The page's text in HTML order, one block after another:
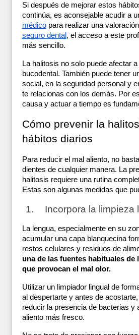
Si después de mejorar estos
continúa, es aconsejable acudir a
médico para realizar una
seguro dental , el acceso a este
más sencillo.
La halitosis no solo puede afectar a
bucodental. También puede tener
social, en la seguridad personal y
te relacionas con los demás. Por
causa y actuar a tiempo es
Cómo prevenir la
hábitos diarios
Para reducir el mal aliento, no
dientes de cualquier manera. La
halitosis requiere una rutina
Estas son algunas medidas que
Incorpora la limpieza
La lengua, especialmente en su
acumular una capa blanquecina
restos celulares y residuos de
una de las fuentes habituales de
que provocan el mal olor.
Utilizar un limpiador lingual de
al despertarte y antes de
reducir la presencia de bacterias y
aliento más fresco.